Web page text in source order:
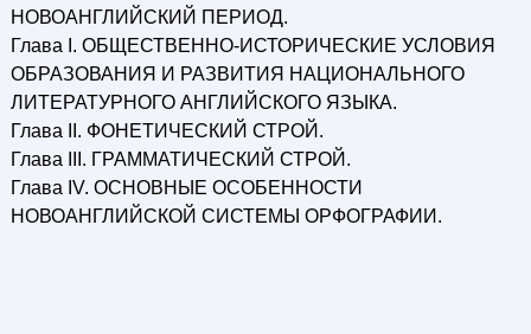
НОВОАНГЛИЙСКИЙ ПЕРИОД.
Глава I. ОБЩЕСТВЕННО-ИСТОРИЧЕСКИЕ УСЛОВИЯ
ОБРАЗОВАНИЯ И РАЗВИТИЯ НАЦИОНАЛЬНОГО
ЛИТЕРАТУРНОГО АНГЛИЙСКОГО ЯЗЫКА.
Глава II. ФОНЕТИЧЕСКИЙ СТРОЙ.
Глава III. ГРАММАТИЧЕСКИЙ СТРОЙ.
Глава IV. ОСНОВНЫЕ ОСОБЕННОСТИ
НОВОАНГЛИЙСКОЙ СИСТЕМЫ ОРФОГРАФИИ.